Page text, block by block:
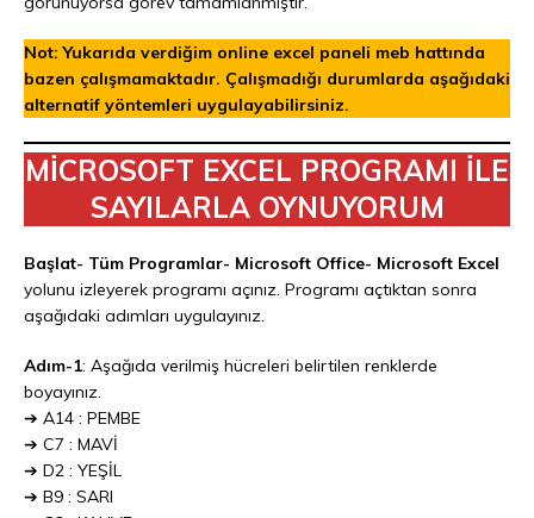
Not: Yukarıda verdiğim online excel paneli meb hattında
bazen çalışmamaktadır. Çalışmadığı durumlarda aşağıdaki
alternatif yöntemleri uygulayabilirsiniz.
MİCROSOFT EXCEL PROGRAMI İLE
SAYILARLA OYNUYORUM
Başlat- Tüm Programlar- Microsoft Office- Microsoft Excel
yolunu izleyerek programı açınız. Programı açtıktan sonra
aşağıdaki adımları uygulayınız.
Adım-1: Aşağıda verilmiş hücreleri belirtilen renklerde
boyayınız.
➔ A14 : PEMBE
➔ C7 : MAVİ
➔ D2 : YEŞİL
➔ B9 : SARI